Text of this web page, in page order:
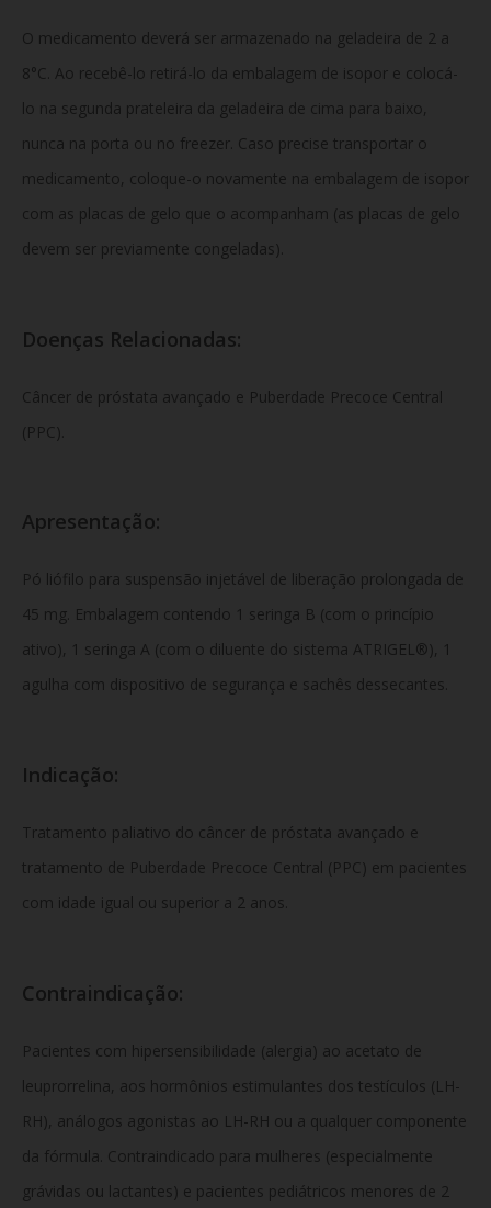
O medicamento deverá ser armazenado na geladeira de 2 a
8°C. Ao recebê-lo retirá-lo da embalagem de isopor e colocá-
lo na segunda prateleira da geladeira de cima para baixo,
nunca na porta ou no freezer. Caso precise transportar o
medicamento, coloque-o novamente na embalagem de isopor
com as placas de gelo que o acompanham (as placas de gelo
devem ser previamente congeladas).
Doenças Relacionadas:
Câncer de próstata avançado e Puberdade Precoce Central
(PPC).
Apresentação:
Pó liófilo para suspensão injetável de liberação prolongada de
45 mg. Embalagem contendo 1 seringa B (com o princípio
ativo), 1 seringa A (com o diluente do sistema ATRIGEL®), 1
agulha com dispositivo de segurança e sachês dessecantes.
Indicação:
Tratamento paliativo do câncer de próstata avançado e
tratamento de Puberdade Precoce Central (PPC) em pacientes
com idade igual ou superior a 2 anos.
Contraindicação:
Pacientes com hipersensibilidade (alergia) ao acetato de
leuprorrelina, aos hormônios estimulantes dos testículos (LH-
RH), análogos agonistas ao LH-RH ou a qualquer componente
da fórmula. Contraindicado para mulheres (especialmente
grávidas ou lactantes) e pacientes pediátricos menores de 2